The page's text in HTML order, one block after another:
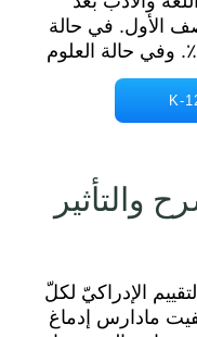
4.3٪ عن الصف الأول. في حالة
العلوم الطبيعية ، كان التحسن 6.1٪. وفي حالة العلوم
والتأثير
الإدراكيّ لكلّ
مادارس إدماغ